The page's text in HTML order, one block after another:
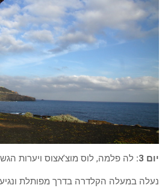
יום 3: לה פלמה, לוס מוצ’אצוס ויערות
נעלה במעלה הקלדרה בדרך מפותלת